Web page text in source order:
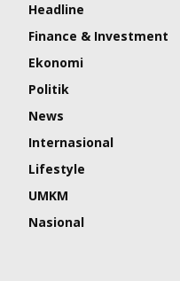
Headline
Finance & Investment
Ekonomi
Politik
News
Internasional
Lifestyle
UMKM
Nasional